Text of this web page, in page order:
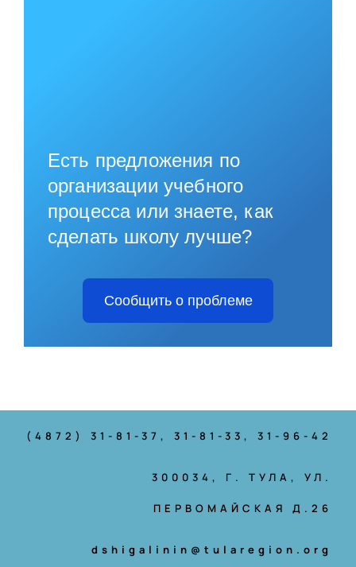
Есть предложения по
организации учебного
процесса или знаете, как
сделать школу лучше?
Сообщить о проблеме
(4872) 31-81-37, 31-81-33, 31-96-42
300034, Г. ТУЛА, УЛ.
ПЕРВОМАЙСКАЯ Д.26
dshigalinin@tularegion.org